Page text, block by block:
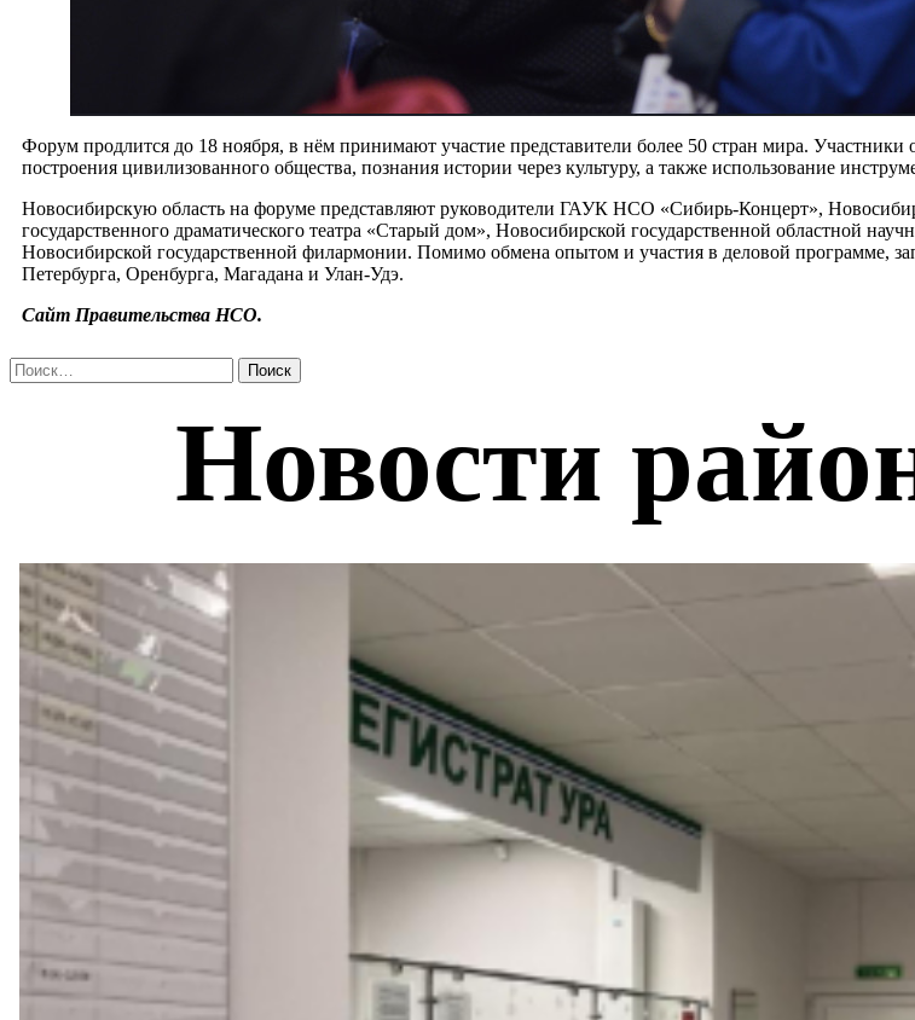
Форум продлится до 18 ноября, в нём принимают участие представители более 50 стран мира.
построения цивилизованного общества, познания истории через культуру, а также использование
Новосибирскую область на форуме представляют руководители ГАУК НСО «Сибирь-Концерт»,
государственного драматического театра «Старый дом», Новосибирской государственной областной
Новосибирской государственной филармонии. Помимо обмена опытом и участия в деловой программе,
Петербурга, Оренбурга, Магадана и Улан-Удэ.
Сайт Правительства НСО.
Найти: